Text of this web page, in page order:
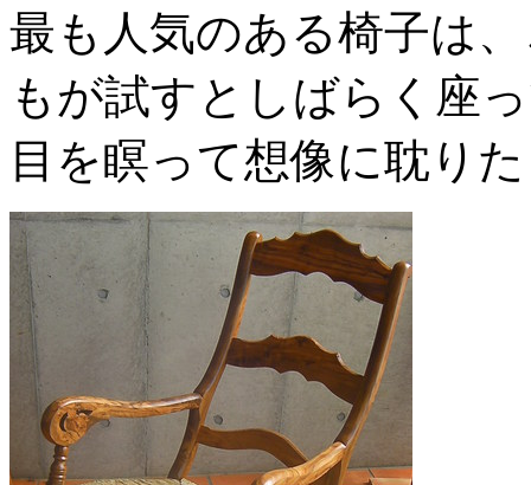
最も人気のある椅子は
もが試すとしばらく座
目を瞑って想像に耽り